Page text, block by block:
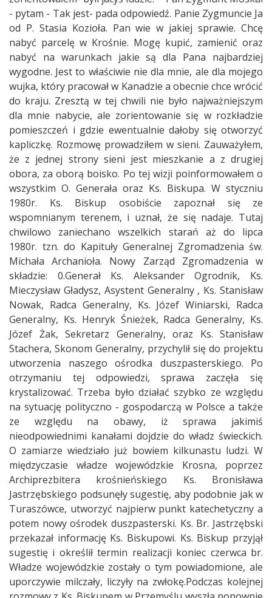
- pytam - Tak jest- pada odpowiedź. Panie Zygmuncie Ja
od P. Stasia Kozioła. Pan wie w jakiej sprawie. Chcę
nabyć parcelę w Krośnie. Mogę kupić, zamienić oraz
nabyć na warunkach jakie są dla Pana najbardziej
wygodne. Jest to właściwie nie dla mnie, ale dla mojego
wujka, który pracował w Kanadzie a obecnie chce wrócić
do kraju. Zresztą w tej chwili nie było najważniejszym
dla mnie nabycie, ale zorientowanie się w rozkładzie
pomieszczeń i gdzie ewentualnie dałoby się otworzyć
kapliczkę. Rozmowę prowadziłem w sieni. Zauważyłem,
że z jednej strony sieni jest mieszkanie a z drugiej
obora, za oborą boisko. Po tej wizji poinformowałem o
wszystkim O. Generała oraz Ks. Biskupa. W styczniu
1980r. Ks. Biskup osobiście zapoznał się ze
wspomnianym terenem, i uznał, że się nadaje. Tutaj
chwilowo zaniechano wszelkich starań aż do lipca
1980r. tzn. do Kapituły Generalnej Zgromadzenia św.
Michała Archanioła. Nowy Zarząd Zgromadzenia w
składzie: 0.Generał Ks. Aleksander Ogrodnik, Ks.
Mieczysław Gładysz, Asystent Generalny , Ks. Stanisław
Nowak, Radca Generalny, Ks. Józef Winiarski, Radca
Generalny, Ks. Henryk Śnieżek, Radca Generalny, Ks.
Józef Żak, Sekretarz Generalny, oraz Ks. Stanisław
Stachera, Skonom Generalny, przychylił się do projektu
utworzenia naszego ośrodka duszpasterskiego. Po
otrzymaniu tej odpowiedzi, sprawa zaczęła się
krystalizować. Trzeba było działać szybko ze względu
na sytuację polityczno - gospodarczą w Polsce a także
ze względu na obawy, iż sprawa jakimiś
nieodpowiednimi kanałami dojdzie do władz świeckich.
O zamiarze wiedziało już bowiem kilkunastu ludzi. W
międzyczasie władze wojewódzkie Krosna, poprzez
Archiprezbitera krośnieńskiego Ks. Bronisława
Jastrzębskiego podsunęły sugestię, aby podobnie jak w
Turaszówce, utworzyć najpierw punkt katechetyczny a
potem nowy ośrodek duszpasterski. Ks. Br. Jastrzębski
przekazał informację Ks. Biskupowi. Ks. Biskup przyjął
sugestię i określił termin realizacji koniec czerwca br.
Władze wojewódzkie zostały o tym powiadomione, ale
uporczywie milczały, liczyły na zwłokę.Podczas kolejnej